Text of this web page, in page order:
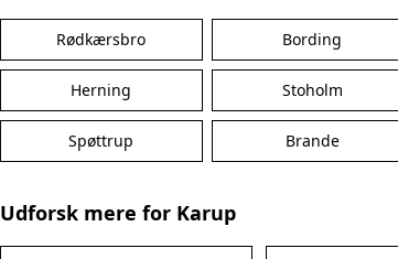
Rødkærsbro Bording
Herning Stoholm
Spøttrup Brande
Udforsk mere for Karup